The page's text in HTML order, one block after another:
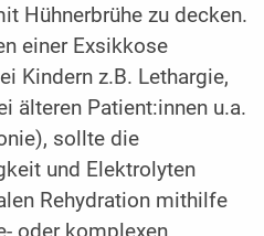
Hühnerbrühe zu decken.
einer Exsikkose
Kindern z.B. Lethargie,
älteren Patient:innen u.a.
sollte die
und Elektrolyten
Rehydration mithilfe